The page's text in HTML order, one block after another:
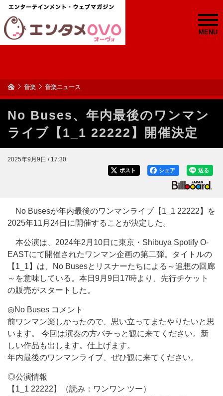
MENU
音楽 音楽ニュース
No Buses、年内最後のワンマン
ライブ【1_1 22222】開催決定
2025年9月9日 / 17:30
送る
シェア
ポスト
No Busesが年内最後のワンマンライブ【1_1 22222】を
2025年11月24日に開催することが決定した。
本公演は、2024年2月10日に東京・Shibuya Spotify O-
EASTにて開催されたワンマン企画の第二弾。タイトルの
【1_1】は、No Busesとリスナーたちによる～追想の回廊
～を意味している。本日9月9日17時より、先行チケット
の販売がスタートした。
◎No Buses コメント
前ワンマン楽しかったので、思い立ってまたやりたいと思
います。 今回は演奏の方バチっと観に来てください。新
しい作品も出します。仕上げます。
年内最後のワンマンライブ、ぜひ観に来てください。
◎公演情報
【1_1 22222】（読み：ワンワン ツー）